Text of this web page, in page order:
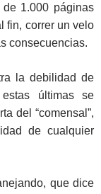
1.000 páginas
fin, correr un velo
consecuencias.
la debilidad de
últimas se
del “comensal”,
de cualquier
que dice